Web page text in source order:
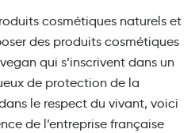
Créer un compte
cosmétiques naturels et
des produits cosmétiques
qui s’inscrivent dans un
de protection de la
le respect du vivant, voici
de l’entreprise française